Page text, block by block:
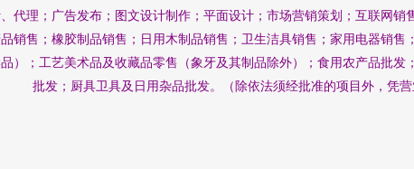
代理；广告发布；图文设计制作；平面设计；市场营销策划；互联网
销售；橡胶制品销售；日用木制品销售；卫生洁具销售；家用电器销
）；工艺美术品及收藏品零售（象牙及其制品除外）；食用农产品批
批发；厨具卫具及日用杂品批发。（除依法须经批准的项目外，凭营